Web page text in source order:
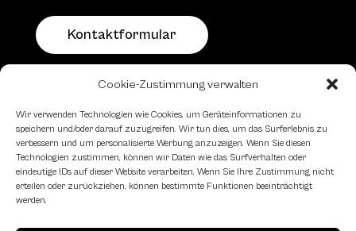
Cookie-Zustimmung verwalten
Wir verwenden Technologien wie Cookies, um Geräteinformationen zu
speichern und/oder darauf zuzugreifen. Wir tun dies, um das Surferlebnis zu
verbessern und um personalisierte Werbung anzuzeigen. Wenn Sie diesen
Technologien zustimmen, können wir Daten wie das Surfverhalten oder
eindeutige IDs auf dieser Website verarbeiten. Wenn Sie Ihre Zustimmung nicht
erteilen oder zurückziehen, können bestimmte Funktionen beeinträchtigt
werden.
Kontaktformular
Schachfreundliche Lokale